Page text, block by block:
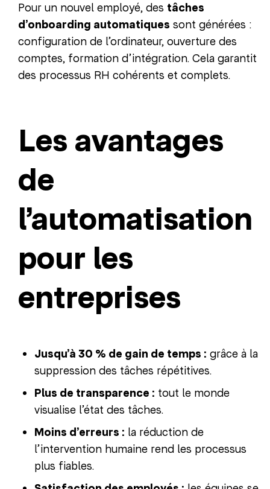
Pour un nouvel employé, des tâches
d’onboarding automatiques sont générées :
configuration de l’ordinateur, ouverture des
comptes, formation d’intégration. Cela garantit
des processus RH cohérents et complets.
Les avantages
de
l’automatisation
pour les
entreprises
Jusqu’à 30 % de gain de temps : grâce à la
suppression des tâches répétitives.
Plus de transparence : tout le monde
visualise l’état des tâches.
Moins d’erreurs : la réduction de
l’intervention humaine rend les processus
plus fiables.